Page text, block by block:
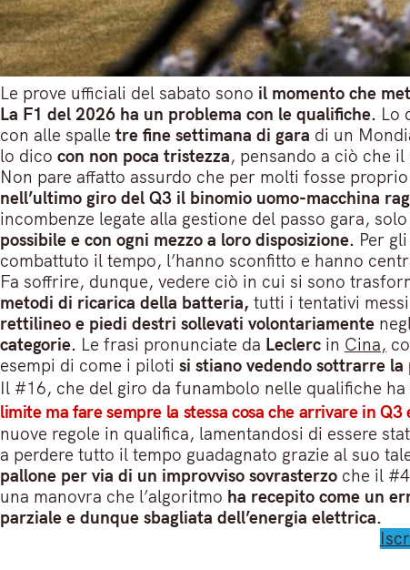
Le prove ufficiali del sabato sono il momento che
La F1 del 2026 ha un problema con le qualifiche. Lo
con alle spalle tre fine settimana di gara di un
lo dico con non poca tristezza, pensando a ciò che il
Non pare affatto assurdo che per molti fosse
nell’ultimo giro del Q3 il binomio uomo-macchina
incombenze legate alla gestione del passo gara,
possibile e con ogni mezzo a loro disposizione. Per
combattuto il tempo, l’hanno sconfitto e hanno
Fa soffrire, dunque, vedere ciò in cui si sono
metodi di ricarica della batteria, tutti i tentativi
rettilineo e piedi destri sollevati volontariamente
categorie. Le frasi pronunciate da Leclerc in Cina,
esempi di come i piloti si stiano vedendo sottrarre
Il #16, che del giro da funambolo nelle qualifiche
limite ma fare sempre la stessa cosa che arrivare in
nuove regole in qualifica, lamentandosi di essere
a perdere tutto il tempo guadagnato grazie al suo
pallone per via di un improvviso sovrasterzo che il
una manovra che l’algoritmo ha recepito come un
parziale e dunque sbagliata dell’energia elettrica.